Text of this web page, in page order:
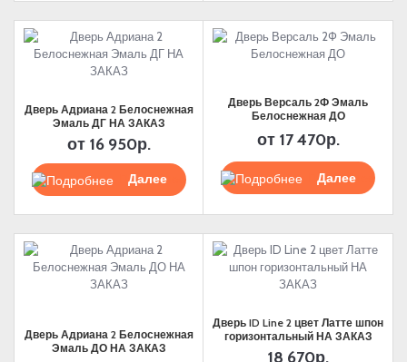
Дверь Адриана 2 Белоснежная
Эмаль ДГ НА ЗАКАЗ
от 16 950р.
Подробнее
Дверь Версаль 2Ф Эмаль
Белоснежная ДО
от 17 470р.
Подробнее
Дверь Адриана 2 Белоснежная
Эмаль ДО НА ЗАКАЗ
Дверь ID Line 2 цвет Латте шпон
горизонтальный НА ЗАКАЗ
18 670р.